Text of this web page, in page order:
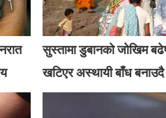
सुस्तामा डुबानको जोखिम
खटिएर अस्थायी बाँध